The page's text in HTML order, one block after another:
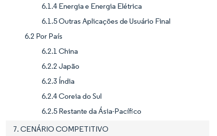
6.1.4 Energia e Energia Elétrica
6.1.5 Outras Aplicações de Usuário Final
6.2 Por País
6.2.1 China
6.2.2 Japão
6.2.3 Índia
6.2.4 Coreia do Sul
6.2.5 Restante da Ásia-Pacífico
7. CENÁRIO COMPETITIVO